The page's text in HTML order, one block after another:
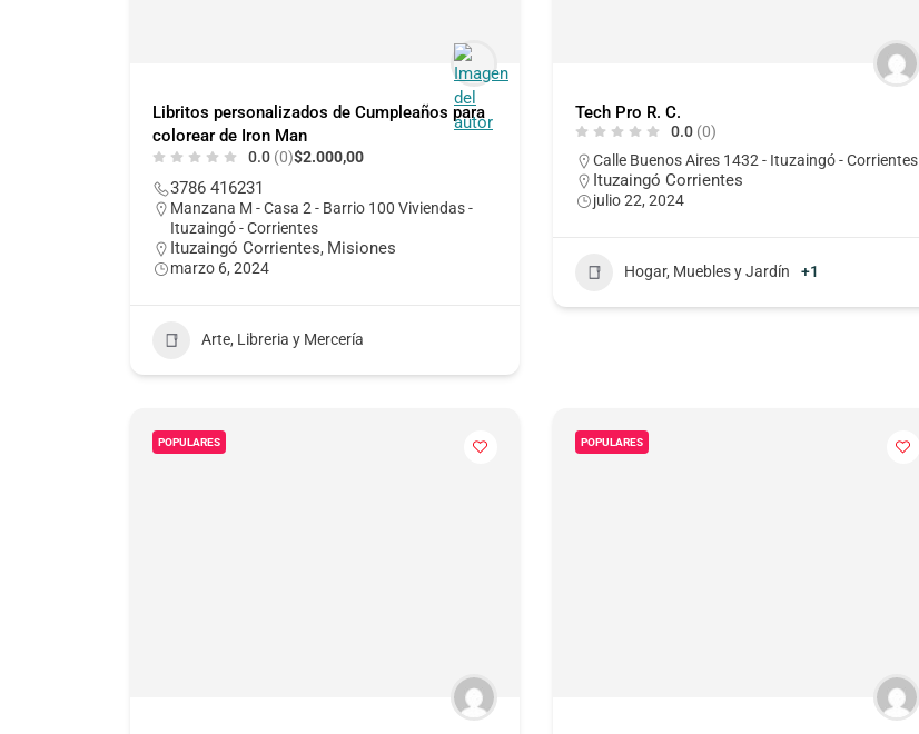
Libritos personalizados de Cumpleaños para
colorear de Iron Man
0.0 (0)$2.000,00
3786 416231
Manzana M - Casa 2 - Barrio 100 Viviendas -
Ituzaingó - Corrientes
Ituzaingó Corrientes, Misiones
marzo 6, 2024
Arte, Libreria y Mercería
Tech Pro R. C.
0.0 (0)
Calle Buenos Aires 1432 - Ituzaingó - Corrientes
Ituzaingó Corrientes
julio 22, 2024
Hogar, Muebles y Jardín +1
POPULARES POPULARES